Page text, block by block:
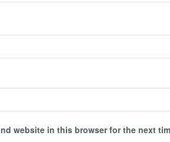
website in this browser for the next